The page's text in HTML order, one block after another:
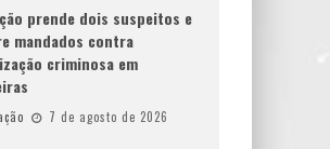
prende dois suspeitos e
mandados contra
criminosa em
7 de agosto de 2026